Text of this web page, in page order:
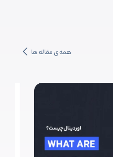
همه ی مقاله ها